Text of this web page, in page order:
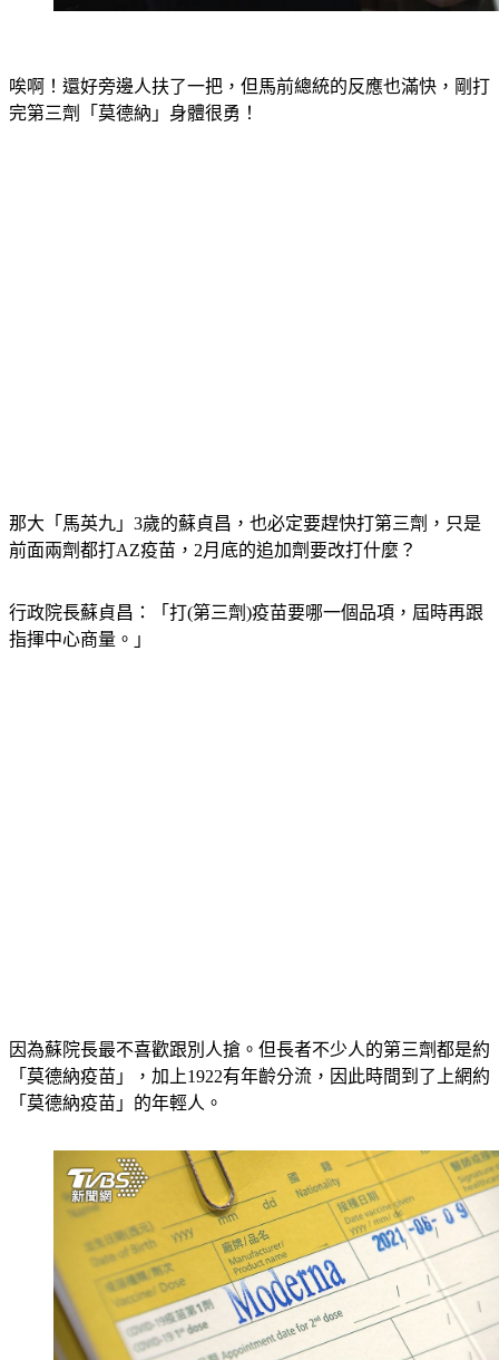
唉啊！還好旁邊人扶了一把，但馬前總統的反應也滿快，剛打
完第三劑「莫德納」身體很勇！
那大「馬英九」3歲的蘇貞昌，也必定要趕快打第三劑，只是
前面兩劑都打AZ疫苗，2月底的追加劑要改打什麼？
行政院長蘇貞昌：「打(第三劑)疫苗要哪一個品項，屆時再跟
指揮中心商量。」
因為蘇院長最不喜歡跟別人搶。但長者不少人的第三劑都是約
「莫德納疫苗」，加上1922有年齡分流，因此時間到了上網約
「莫德納疫苗」的年輕人。